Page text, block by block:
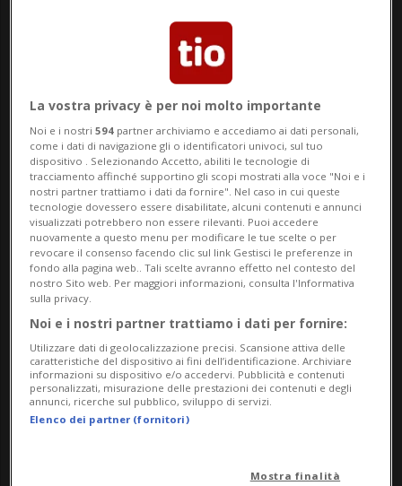
BERNA - Nel mese di gennaio è stato
registrato il primo caso di botulismo in
Svizzera nel 2023. Da quando è in vigore
l'obbligo di notifica, introdotto nel 1987,
l'Ufficio federale della sanità pubblica
(UFSP) ha ricevuto 45 segn...
🔐 Sblocca il nostro archivio
esclusivo!
Sottoscrivi un abbonamentoArchivioper
leggere questo articolo, oppure scegli
MyTioAboper accedere all'archivio e
navigare su sito e app senza pubblicità.
La vostra privacy è per noi molto importante
Noi e i nostri594 partner archiviamo e accediamo ai dati personali,
come i dati di navigazione gli o identificatori univoci, sul tuo
dispositivo . Selezionando Accetto, abiliti le tecnologie di
tracciamento affinché supportino gli scopi mostrati alla voce "Noi e i
nostri partner trattiamo i dati da fornire". Nel caso in cui queste
tecnologie dovessero essere disabilitate, alcuni contenuti e annunci
visualizzati potrebbero non essere rilevanti. Puoi accedere
nuovamente a questo menu per modificare le tue scelte o per
revocare il consenso facendo clic sul link Gestisci le preferenze in
fondo alla pagina web.. Tali scelte avranno effetto nel contesto del
nostro Sito web. Per maggiori informazioni, consulta l'Informativa
sulla privacy.
Noi e i nostri partner trattiamo i dati per fornire:
Utilizzare dati di geolocalizzazione precisi. Scansione attiva delle
caratteristiche del dispositivo ai fini dell’identificazione. Archiviare
informazioni su dispositivo e/o accedervi. Pubblicità e contenuti
personalizzati, misurazione delle prestazioni dei contenuti e degli
annunci, ricerche sul pubblico, sviluppo di servizi.
Elenco dei partner (fornitori)
Mostra finalità